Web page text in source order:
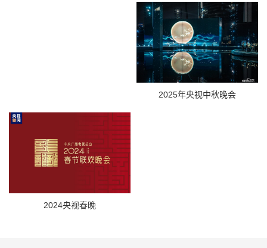
2025年央视中秋晚会
2024央视春晚